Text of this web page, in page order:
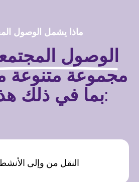
ماذا يشمل الوصول
الوصول
مجموعة متنوعة
بما في ذلك هذه وأكثر:
النقل من وإلى